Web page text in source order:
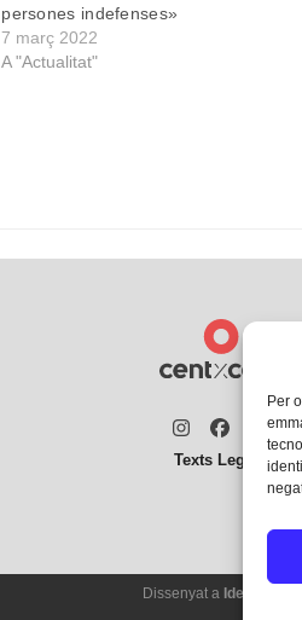
Per
persones indefenses»
7 març 2022
A "Actualitat"
Instagram
Texts Legals
Dissenyat a Ideograma